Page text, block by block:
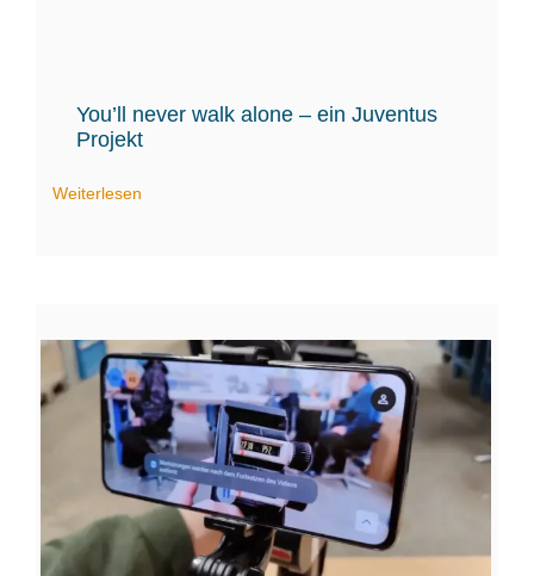
You’ll never walk alone – ein Juventus
Projekt
Weiterlesen